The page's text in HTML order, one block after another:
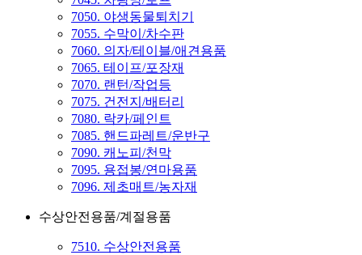
7050. 야생동물퇴치기
7055. 수막이/차수판
7060. 의자/테이블/애견용품
7065. 테이프/포장재
7070. 랜턴/작업등
7075. 건전지/배터리
7080. 락카/페인트
7085. 핸드파레트/운반구
7090. 캐노피/천막
7095. 용접봉/연마용품
7096. 제초매트/농자재
수상안전용품/계절용품
7510. 수상안전용품